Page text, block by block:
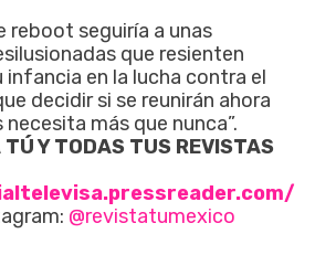
reboot seguiría a unas
que resienten
infancia en la lucha contra el
decidir si se reunirán ahora
más que nunca”.
TÚ Y TODAS TUS REVISTAS
@revistatumexico